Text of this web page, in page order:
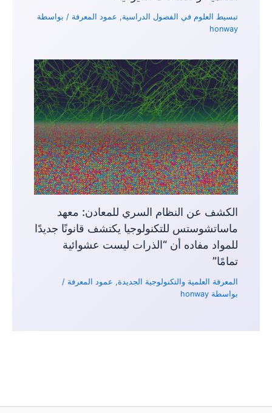
تبسيط العلوم في الفصول الدراسية, عمود المعرفة / بواسطة
honway
الكشف عن النظام السري للمعادن: معهد
ماساتشوستس للتكنولوجيا يكتشف قانونًا جديدًا
للمواد مفاده أن “الذرات ليست عشوائية
تمامًا”
المعرفة العلمية والتكنولوجية الجديدة, عمود المعرفة /
بواسطة honway